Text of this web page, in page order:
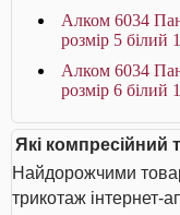
Алком 6034
розмір 5 білий
Алком 6034
розмір 6 білий
Які
Найдорожчими
трикотаж інтернет-